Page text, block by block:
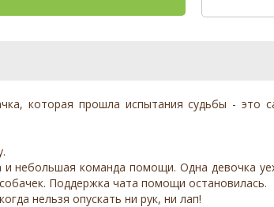
которая прошла испытания судьбы - это
небольшая команда помощи. Одна девочка
Поддержка чата помощи остановилась.
нельзя опускать ни рук, ни лап!